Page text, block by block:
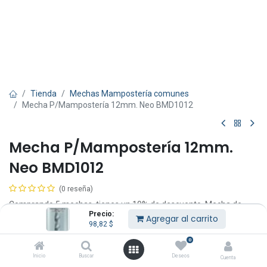
Precio:
98,82 $ Agregar al carrito
Inicio Buscar
0
Deseos Cuenta
Tienda
Mechas Mampostería comunes
Mecha P/Mampostería 12mm. Neo BMD1012
Mecha P/Mampostería 12mm.
Neo BMD1012
(0 reseña)
Comprando 5 mechas, tienes un 10% de descuento. Mecha de
mampostería de 12 mm. x 150 mm. de largo Neo.
98,82$ IVA Incluido